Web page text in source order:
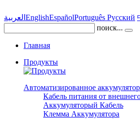
العربية EnglishEspañolPortuguês Pусский
поиск...
Главная
Продукты
Автоматизированное
Кабель питания от
Аккумуляторый Кабель
Клемма Аккумулятора